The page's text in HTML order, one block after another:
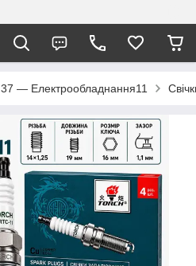
37 — Електрообладнання11